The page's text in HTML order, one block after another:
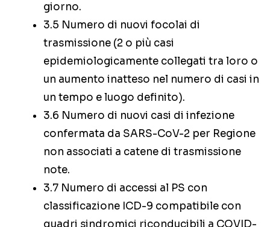
giorno.
3.5 Numero di nuovi focolai di
trasmissione (2 o più casi
epidemiologicamente collegati tra loro o
un aumento inatteso nel numero di casi in
un tempo e luogo definito).
3.6 Numero di nuovi casi di infezione
confermata da SARS-CoV-2 per Regione
non associati a catene di trasmissione
note.
3.7 Numero di accessi al PS con
classificazione ICD-9 compatibile con
quadri sindromici riconducibili a COVID-